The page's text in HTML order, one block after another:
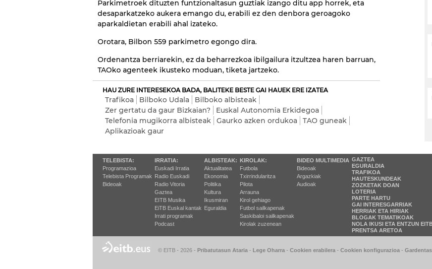
Parkimetroek dituzten funtzionaltasun guztiak izango ditu app horrek, eta
desaparkatzeko aukera emango du, erabili ez den denbora geroagoko
aparkaldietan erabili ahal izateko.
Orotara, Bilbon 559 parkimetro egongo dira.
Ordenantza berriarekin, ez da beharrezkoa ibilgailura itzultzea haren barruan,
TAOko agenteek ikusteko moduan, tiketa jartzeko.
HAU ZURE INTERESEKOA BADA, BALITEKE BESTE GAI HAUEK ERE IZATEA
Trafikoa Bilboko Udala
Bilboko albisteak
Zer gertatu da gaur Bizkaian?
Euskal Autonomia Erkidegoa
Telefonia mugikorra albisteak
Gaurko azken ordukoa
TAO guneak
Aplikazioak gaur
TELEBISTA:
Programazioa
Telebista Programak
Bideoak
IRRATIA:
Euskadi Irratia
Radio Euskadi
Radio Vitoria
Gaztea
EITB Musika
EiTB Euskal kantak
Irrati programak
Podcast
ALBISTEAK:
Aktualitatea
Ekonomia
Politika
Kultura
Ikusmiran
Eguraldia
KIROLAK:
Futbola
Txirrindularitza
Pilota
Arrauna
Kirol gehiago
Futbol sailkapenak
Saskibaloi sailkapenak
Kirolak zuzenean
BIDEO MULTIMEDIA
Bideoak
Argazkiak
Audioak
GAZTEA
EGURALDIA
TRAFIKOA
HAUTESKUNDEAK
ZOZKETAK DOAN
LOTERIA
PARTE HARTU
GAI INTERESGARRIAK
HERRIAK ETA HIRIAK
BLOGAK TEMATIKOAK
NOLA IKUSI ETA ENTZUN
PRENTSA ARETOA
© EITB - 2026 - Pribatutasun Ataria - Lege Oharra - Cookien erabilera - Cookien konfigurazioa -